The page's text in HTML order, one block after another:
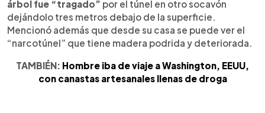
árbol fue “tragado” por el túnel en otro socavón
dejándolo tres metros debajo de la superficie.
Mencionó además que desde su casa se puede ver el
“narcotúnel” que tiene madera podrida y deteriorada.
TAMBIÉN: Hombre iba de viaje a Washington, EEUU,
con canastas artesanales llenas de droga